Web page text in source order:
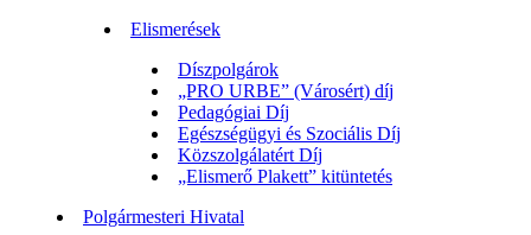
Elismerések
Díszpolgárok
„PRO URBE” (Városért) díj
Pedagógiai Díj
Egészségügyi és Szociális Díj
Közszolgálatért Díj
„Elismerő Plakett” kitüntetés
Polgármesteri Hivatal